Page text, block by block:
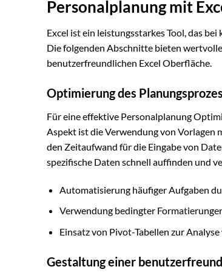
Personalplanung mit
Excel ist ein leistungsstarkes Tool, das
Die folgenden Abschnitte bieten
benutzerfreundlichen Excel Oberfläche.
Optimierung des
Für eine effektive Personalplanung
Aspekt ist die Verwendung von Vorlagen
den Zeitaufwand für die Eingabe von
spezifische Daten schnell auffinden und
Automatisierung häufiger Aufgaben
Verwendung bedingter
Einsatz von Pivot-Tabellen zur
Gestaltung einer